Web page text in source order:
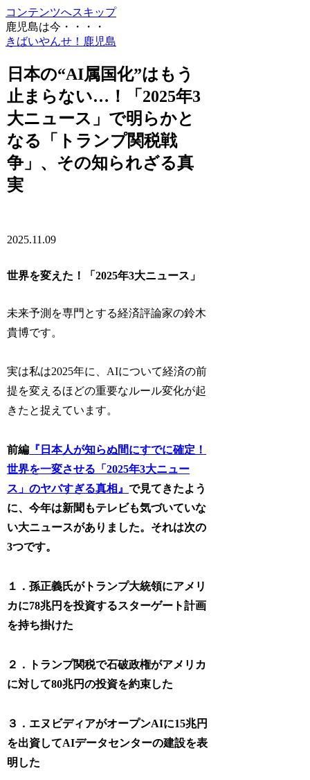
コンテンツへスキップ
鹿児島は今・・・・
きばいやんせ！鹿児島
日本の“AI属国化”はもう
止まらない…！「2025年3
大ニュース」で明らかと
なる「トランプ関税戦
争」、その知られざる真
実
2025.11.09
世界を変えた！「2025年3大ニュース」
未来予測を専門とする経済評論家の鈴木
貴博です。
実は私は2025年に、AIについて経済の前
提を変えるほどの重要なルール変化が起
きたと捉えています。
前編 『日本人が知らぬ間にすでに確定！
世界を一変させる「2025年3大ニュー
ス」のヤバすぎる真相』で見てきたよう
に、今年は新聞もテレビも気づいていな
い大ニュースがありました。それは次の
3つです。
１．孫正義氏がトランプ大統領にアメリ
カに78兆円を投資するスターゲート計画
を持ち掛けた
２．トランプ関税で石破政権がアメリカ
に対して80兆円の投資を約束した
３．エヌビディアがオープンAIに15兆円
を出資してAIデータセンターの建設を表
明した